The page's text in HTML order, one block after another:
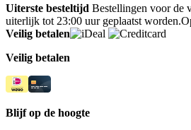
Uiterste besteltijd Bestellingen voor de
uiterlijk tot 23:00 uur geplaatst
Veilig betalen
Veilig betalen
Blijf op de hoogte